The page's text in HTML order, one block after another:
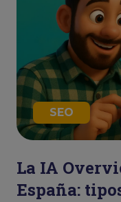
SEO
La IA
España: